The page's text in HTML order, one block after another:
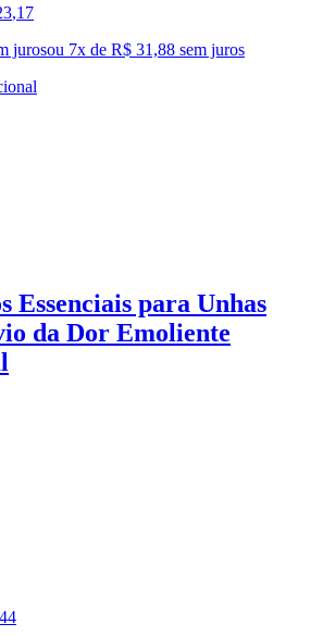
,17
jurosou 7x de R$ 31,88 sem juros
Essenciais para Unhas
da Dor Emoliente
44